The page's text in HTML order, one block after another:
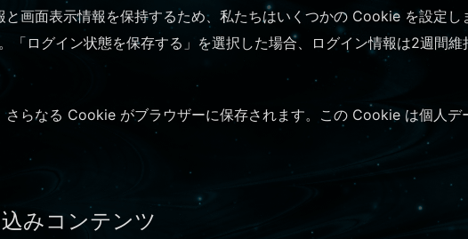
と画面表示情報を保持するため、私たちはいくつかの Cookie を設定
「ログイン状態を保存する」を選択した場合、ログイン情報は2週間
さらなる Cookie がブラウザーに保存されます。この Cookie は個人
みコンテンツ